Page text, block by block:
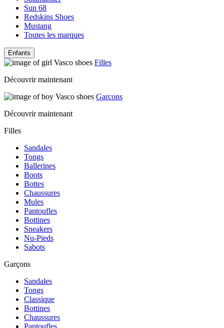
Sun 68
Redskins Shoes
Mustang
Toutes les marques
Enfants
Filles
Découvrir maintenant
Garçons
Découvrir maintenant
Filles
Sandales
Tongs
Ballerines
Boots
Bottes
Chaussures
Mules
Pantoufles
Bottines
Sneakers
Nu-Pieds
Sabots
Garçons
Sandales
Tongs
Classique
Bottines
Chaussures
Pantoufles